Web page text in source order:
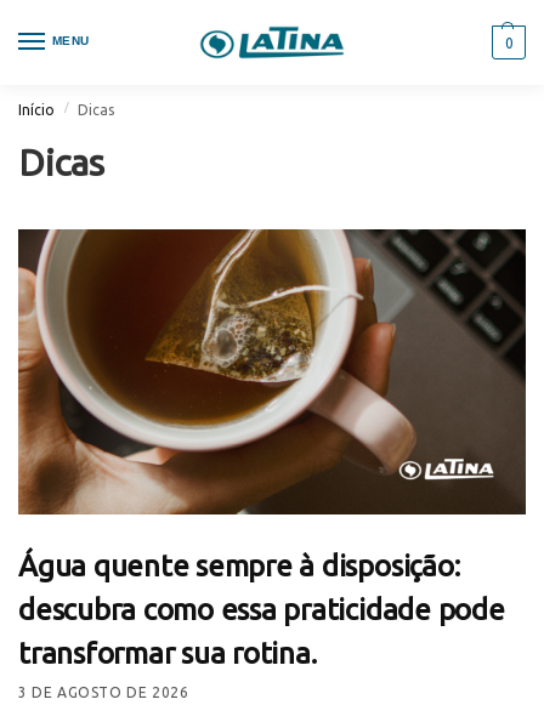
MENU 0
Início / Dicas
Dicas
Água quente sempre à disposição:
descubra como essa praticidade pode
transformar sua rotina.
3 DE AGOSTO DE 2026